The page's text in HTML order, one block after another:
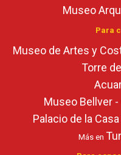
Museo
Para
Museo de Artes y
Torre
Museo Bellver -
Palacio de la
Más en